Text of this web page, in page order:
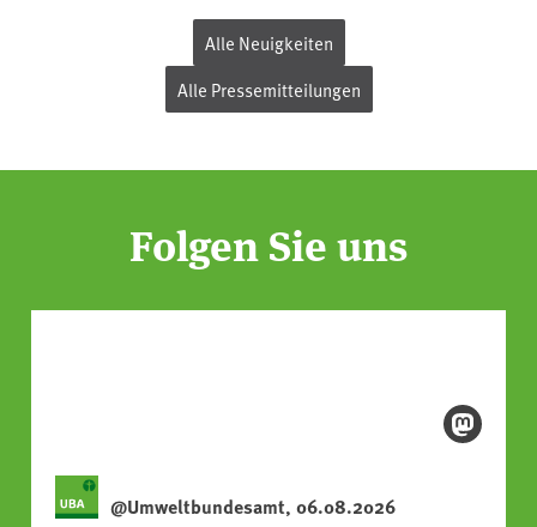
Alle Neuigkeiten
Alle Pressemitteilungen
Folgen Sie uns
@Umweltbundesamt, 06.08.2026